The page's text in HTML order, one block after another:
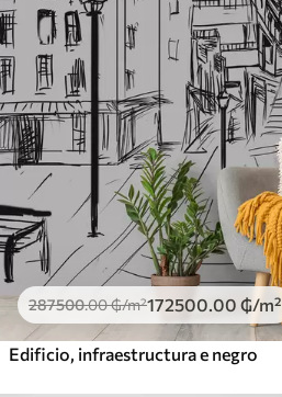
287500.00₲/m²172500.00 ₲/m²
Edificio, infraestructura e negro